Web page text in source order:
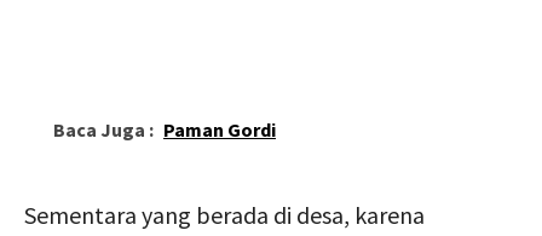
Baca Juga : Paman Gordi
Sementara yang berada di desa, karena